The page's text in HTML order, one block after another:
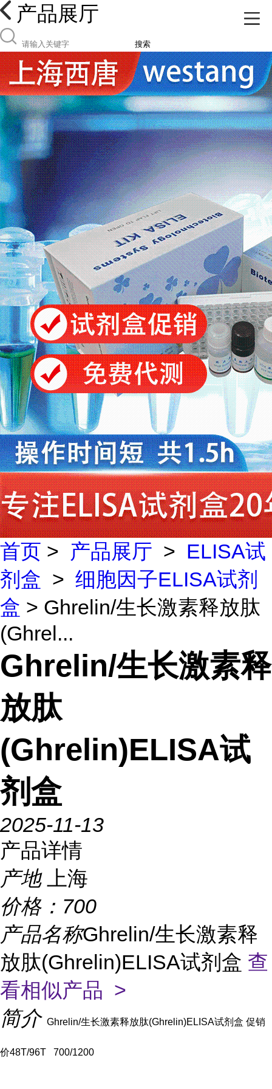
产品展厅
搜索
首页 > 产品展厅 > ELISA试
剂盒 > 细胞因子ELISA试剂
盒 > Ghrelin/生长激素释放肽
(Ghrel...
Ghrelin/生长激素释
放肽
(Ghrelin)ELISA试
剂盒
2025-11-13
产品详情
产地
上海
价格： 700
产品名称Ghrelin/生长激素释
放肽(Ghrelin)ELISA试剂盒 查
看相似产品 >
简介 Ghrelin/生长激素释放肽(Ghrelin)ELISA试剂盒 促销
价48T/96T 700/1200